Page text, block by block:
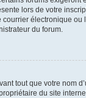
lors de votre
électronique
du forum.
tout que votre nom
du site